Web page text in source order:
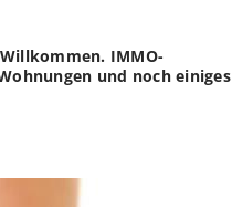
IMMO-
und noch einiges